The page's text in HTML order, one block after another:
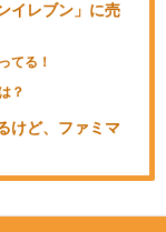
イレブン」に売
てる！
？
けど、ファミマ